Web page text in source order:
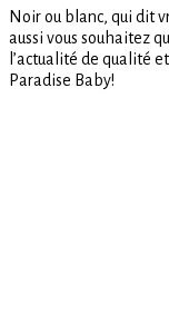
Noir ou blanc, qui dit
aussi vous souhaitez
l’actualité de qualité
Paradise Baby!